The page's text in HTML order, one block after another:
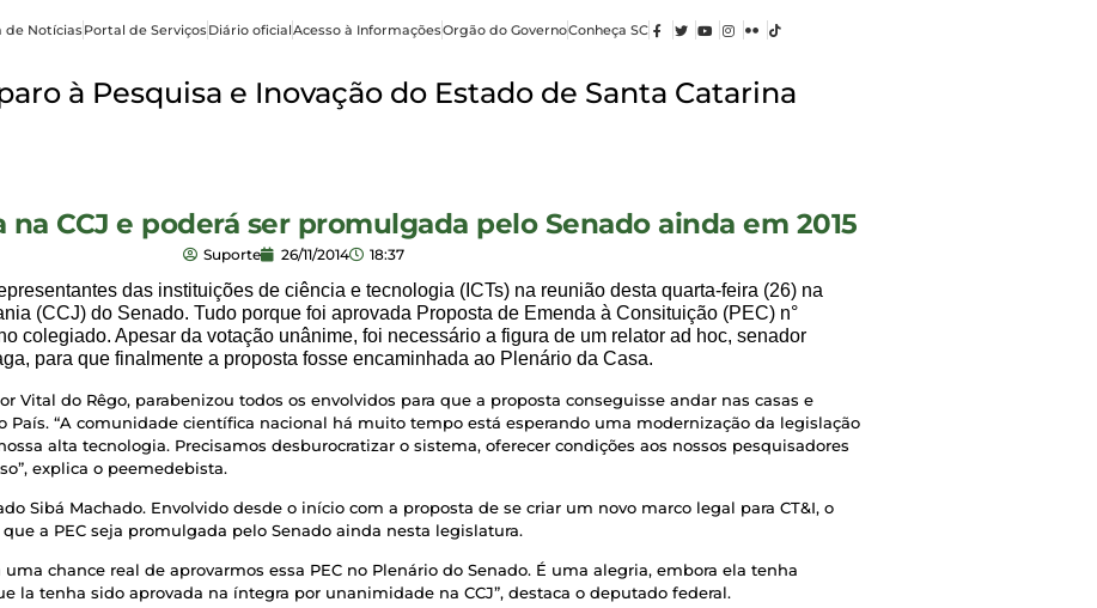
de NotíciasPortal de ServiçosDiário oficialAcesso à InformaçõesOrgão do GovernoConheça SC
à Pesquisa e Inovação do Estado de Santa Catarina
na CCJ e poderá ser promulgada pelo Senado ainda em 2015
Suporte 26/11/2014 18:37
das instituições de ciência e tecnologia (ICTs) na reunião desta quarta-feira (26) na
(CCJ) do Senado. Tudo porque foi aprovada Proposta de Emenda à Consituição (PEC) n°
colegiado. Apesar da votação unânime, foi necessário a figura de um relator ad hoc, senador
para que finalmente a proposta fosse encaminhada ao Plenário da Casa.
Vital do Rêgo, parabenizou todos os envolvidos para que a proposta conseguisse andar nas casas e
“A comunidade científica nacional há muito tempo está esperando uma modernização da legislação
alta tecnologia. Precisamos desburocratizar o sistema, oferecer condições aos nossos pesquisadores
explica o peemedebista.
Sibá Machado. Envolvido desde o início com a proposta de se criar um novo marco legal para CT&I, o
a PEC seja promulgada pelo Senado ainda nesta legislatura.
chance real de aprovarmos essa PEC no Plenário do Senado. É uma alegria, embora ela tenha
tenha sido aprovada na íntegra por unanimidade na CCJ”, destaca o deputado federal.